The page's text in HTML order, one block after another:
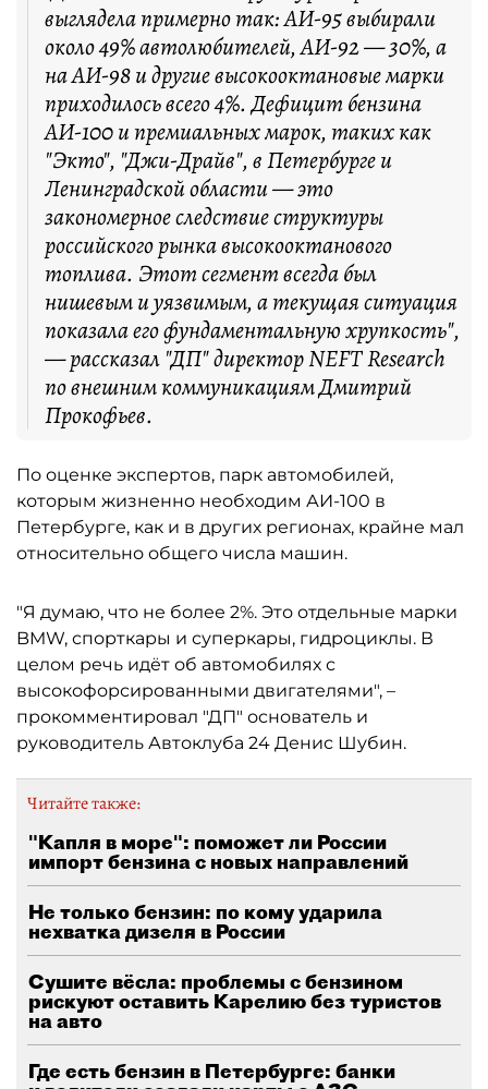
выглядела примерно так: АИ-95 выбирали
около 49% автолюбителей, АИ-92 — 30%, а
на АИ-98 и другие высокооктановые марки
приходилось всего 4%. Дефицит бензина
АИ-100 и премиальных марок, таких как
"Экто", "Джи-Драйв", в Петербурге и
Ленинградской области — это
закономерное следствие структуры
российского рынка высокооктанового
топлива. Этот сегмент всегда был
нишевым и уязвимым, а текущая ситуация
показала его фундаментальную хрупкость",
— рассказал "ДП" директор NEFT Research
по внешним коммуникациям Дмитрий
Прокофьев.
По оценке экспертов, парк автомобилей,
которым жизненно необходим АИ-100 в
Петербурге, как и в других регионах, крайне мал
относительно общего числа машин.
"Я думаю, что не более 2%. Это отдельные марки
BMW, спорткары и суперкары, гидроциклы. В
целом речь идёт об автомобилях с
высокофорсированными двигателями", –
прокомментировал "ДП" основатель и
руководитель Автоклуба 24 Денис Шубин.
Читайте также:
"Капля в море": поможет ли России
импорт бензина с новых направлений
Не только бензин: по кому ударила
нехватка дизеля в России
Сушите вёсла: проблемы с бензином
рискуют оставить Карелию без туристов
на авто
Где есть бензин в Петербурге: банки